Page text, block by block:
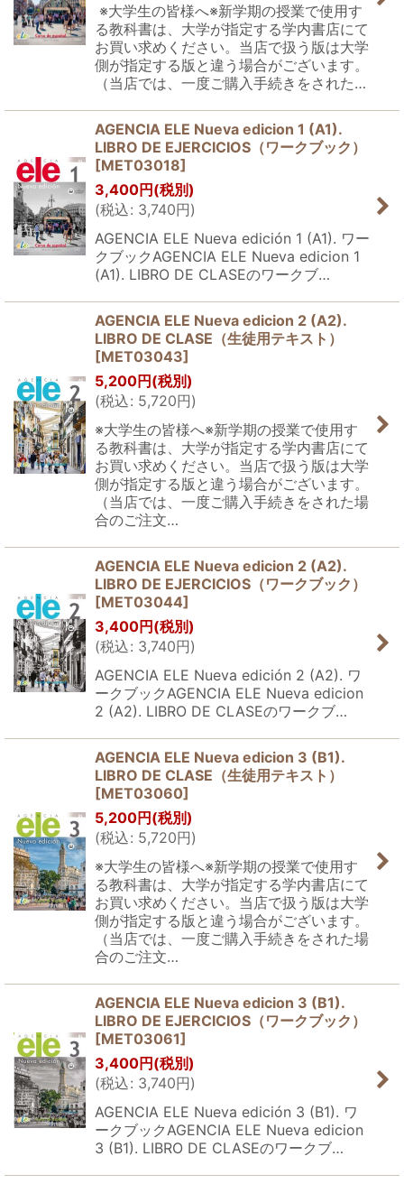
※大学生の皆様へ※新学期の授業で使用す
る教科書は、大学が指定する学内書店にて
お買い求めください。当店で扱う版は大学
側が指定する版と違う場合がございます。
（当店では、一度ご購入手続きをされた…
AGENCIA ELE Nueva edicion 1 (A1).
LIBRO DE EJERCICIOS（ワークブック）
[MET03018]
3,400円 (税別)
(税込: 3,740円)
AGENCIA ELE Nueva edición 1 (A1). ワー
クブックAGENCIA ELE Nueva edicion 1
(A1). LIBRO DE CLASEのワークブ…
AGENCIA ELE Nueva edicion 2 (A2).
LIBRO DE CLASE（生徒用テキスト）
[MET03043]
5,200円 (税別)
(税込: 5,720円)
※大学生の皆様へ※新学期の授業で使用す
る教科書は、大学が指定する学内書店にて
お買い求めください。当店で扱う版は大学
側が指定する版と違う場合がございます。
（当店では、一度ご購入手続きをされた場
合のご注文…
AGENCIA ELE Nueva edicion 2 (A2).
LIBRO DE EJERCICIOS（ワークブック）
[MET03044]
3,400円 (税別)
(税込: 3,740円)
AGENCIA ELE Nueva edición 2 (A2). ワ
ークブックAGENCIA ELE Nueva edicion
2 (A2). LIBRO DE CLASEのワークブ…
AGENCIA ELE Nueva edicion 3 (B1).
LIBRO DE CLASE（生徒用テキスト）
[MET03060]
5,200円 (税別)
(税込: 5,720円)
※大学生の皆様へ※新学期の授業で使用す
る教科書は、大学が指定する学内書店にて
お買い求めください。当店で扱う版は大学
側が指定する版と違う場合がございます。
（当店では、一度ご購入手続きをされた場
合のご注文…
AGENCIA ELE Nueva edicion 3 (B1).
LIBRO DE EJERCICIOS（ワークブック）
[MET03061]
3,400円 (税別)
(税込: 3,740円)
AGENCIA ELE Nueva edición 3 (B1). ワ
ークブックAGENCIA ELE Nueva edicion
3 (B1). LIBRO DE CLASEのワークブ…